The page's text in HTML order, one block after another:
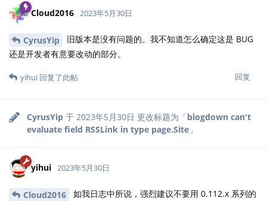
Cloud2016 2023年5月30日
CyrusYip
旧版本是没有问题的。我不知道怎么确定这是 BUG
还是开发者有意要改动的部分。
回复
yihui 回复了此帖
CyrusYip 于 2023年5月30日 更改标题为「blogdown can't
evaluate field RSSLink in type page.Site 」
yihui 2023年5月30日
Cloud2016
如我日志中所说，强烈建议不要用 0.112.x 系列的